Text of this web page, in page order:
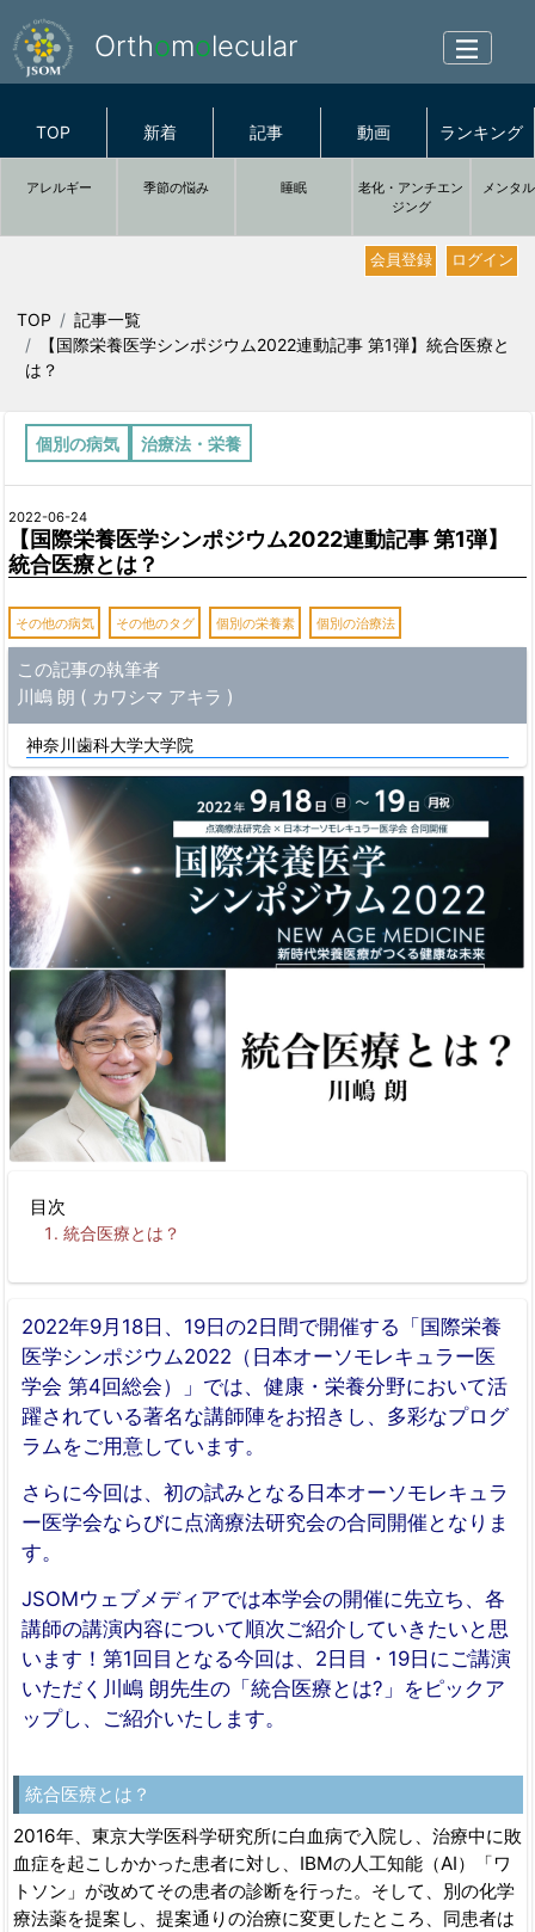
Orthomolecular
TOP 新着 記事 動画 ランキング
アレルギー 季節の悩み 睡眠
老化・アンチエン
ジング
メンタ
ログイン
会員登録
TOP
記事一覧
【国際栄養医学シンポジウム2022連動記事 第1弾】統合医療と
は？
個別の病気 治療法・栄養
2022-06-24
【国際栄養医学シンポジウム2022連動記事 第1弾】
統合医療とは？
その他の病気 その他のタグ 個別の栄養素 個別の治療法
この記事の執筆者
川嶋 朗 ( カワシマ アキラ )
神奈川歯科大学大学院
目次
統合医療とは？
2022年9月18日、19日の2日間で開催する「国際栄養
医学シンポジウム2022（日本オーソモレキュラー医
学会 第4回総会）」では、健康・栄養分野において活
躍されている著名な講師陣をお招きし、多彩なプログ
ラムをご用意しています。
さらに今回は、初の試みとなる日本オーソモレキュラ
ー医学会ならびに点滴療法研究会の合同開催となりま
す。
JSOMウェブメディアでは本学会の開催に先立ち、各
講師の講演内容について順次ご紹介していきたいと思
います！第1回目となる今回は、2日目・19日にご講演
いただく川嶋 朗先生の「統合医療とは?」をピックア
ップし、ご紹介いたします。
統合医療とは？
2016年、東京大学医科学研究所に白血病で入院し、治療中に敗
血症を起こしかかった患者に対し、IBMの人工知能（AI）「ワ
トソン」が改めてその患者の診断を行った。そして、別の化学
療法薬を提案し、提案通りの治療に変更したところ、同患者は